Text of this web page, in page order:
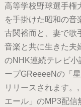
高等学校野球選手権
を手掛けた昭和の音
古関裕而と、妻で歌
音楽と共に生きた夫
のNHK連続テレビ
ープGReeeeNの「
リリースされます。
エール」のMP3配信